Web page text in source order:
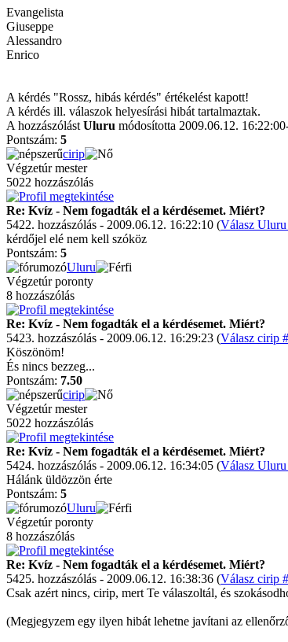
Evangelista
Giuseppe
Alessandro
Enrico
A kérdés "Rossz, hibás kérdés" értékelést kapott!
A kérdés ill. válaszok helyesírási hibát tartalmaztak.
A hozzászólást Uluru módosította 2009.06.12.
Pontszám: 5
cirip
Végzetúr mester
5022 hozzászólás
Re: Kvíz - Nem fogadták el a kérdésemet. Miért?
5422. hozzászólás - 2009.06.12. 16:22:10 (Válasz Uluru
kérdőjel elé nem kell szóköz
Pontszám: 5
Uluru
Végzetúr poronty
8 hozzászólás
Re: Kvíz - Nem fogadták el a kérdésemet. Miért?
5423. hozzászólás - 2009.06.12. 16:29:23 (Válasz cirip
Köszönöm!
És nincs bezzeg...
Pontszám: 7.50
cirip
Végzetúr mester
5022 hozzászólás
Re: Kvíz - Nem fogadták el a kérdésemet. Miért?
5424. hozzászólás - 2009.06.12. 16:34:05 (Válasz Uluru
Hálánk üldözzön érte
Pontszám: 5
Uluru
Végzetúr poronty
8 hozzászólás
Re: Kvíz - Nem fogadták el a kérdésemet. Miért?
5425. hozzászólás - 2009.06.12. 16:38:36 (Válasz cirip
Csak azért nincs, cirip, mert Te válaszoltál, és
(Megjegyzem egy ilyen hibát lehetne javítani az